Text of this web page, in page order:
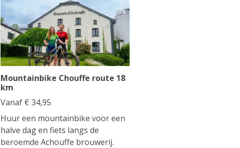
Mountainbike Chouffe route 18
km
Vanaf € 34,95
Huur een mountainbike voor een
halve dag en fiets langs de
beroemde Achouffe brouwerij.